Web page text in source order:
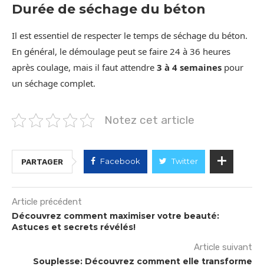
Durée de séchage du béton
Il est essentiel de respecter le temps de séchage du béton.
En général, le démoulage peut se faire 24 à 36 heures
après coulage, mais il faut attendre 3 à 4 semaines pour
un séchage complet.
Notez cet article
PARTAGER Facebook Twitter
Article précédent
Découvrez comment maximiser votre beauté:
Astuces et secrets révélés!
Article suivant
Souplesse: Découvrez comment elle transforme